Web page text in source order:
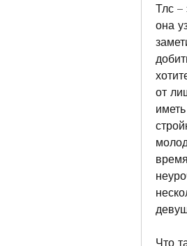
Тлс –
она
от
Что